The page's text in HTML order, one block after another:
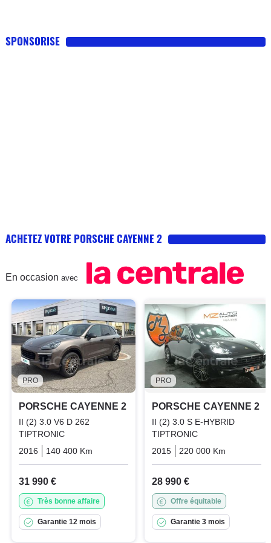
SPONSORISE
ACHETEZ VOTRE PORSCHE CAYENNE 2
En occasion avec
PRO
PORSCHE CAYENNE 2
II (2) 3.0 V6 D 262
TIPTRONIC
2016
140 400 Km Diesel
31 990 €
Très bonne affaire
Garantie 12 mois
PRO
PORSCHE CAYENNE 2
II (2) 3.0 S E-HYBRID
TIPTRONIC
2015
220 000 Km
28 990 €
Offre équitable
Garantie 3 mois